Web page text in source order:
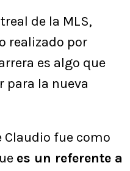
de la MLS,
realizado por
es algo que
para la nueva
Claudio fue como
es un referente a